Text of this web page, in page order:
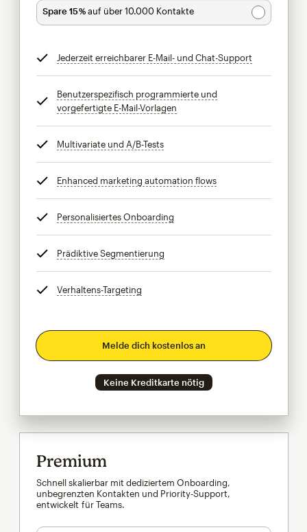
Spare 15 %auf über 10.000 Kontakte
Jederzeit erreichbarer E-Mail- und Chat-Support
Benutzerspezifisch programmierte und
vorgefertigte E-Mail-Vorlagen
Multivariate und A/B-Teststooltip
Enhanced marketing automation flowstooltip
Personalisiertes Onboarding
Prädiktive Segmentierung
Verhaltens-Targeting
Melde dich kostenlos an
Keine Kreditkarte nötig
Premium
Schnell skalierbar mit dediziertem Onboarding,
unbegrenzten Kontakten und Priority-Support,
entwickelt für Teams.